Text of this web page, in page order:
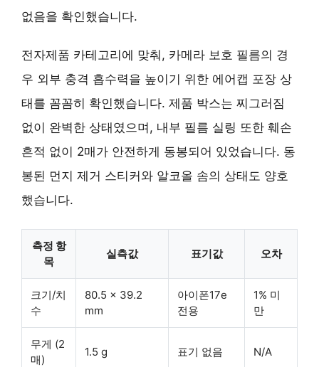
없음을 확인했습니다.
전자제품 카테고리에 맞춰, 카메라 보호 필름의 경
우 외부 충격 흡수력을 높이기 위한 에어캡 포장 상
태를 꼼꼼히 확인했습니다. 제품 박스는 찌그러짐
없이 완벽한 상태였으며, 내부 필름 실링 또한 훼손
흔적 없이 2매가 안전하게 동봉되어 있었습니다. 동
봉된 먼지 제거 스티커와 알코올 솜의 상태도 양호
했습니다.
측정 항
목
실측값 표기값 오차
크기/치
수
80.5 x 39.2
mm
아이폰17e
전용
1% 미
만
무게 (2
매)
1.5 g 표기 없음 N/A